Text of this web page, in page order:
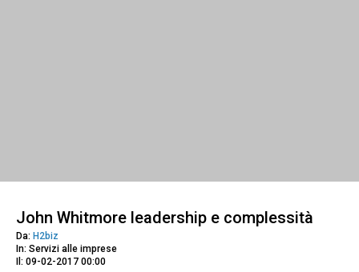
John Whitmore leadership e complessità
Da: H2biz
In: Servizi alle imprese
Il: 09-02-2017 00:00